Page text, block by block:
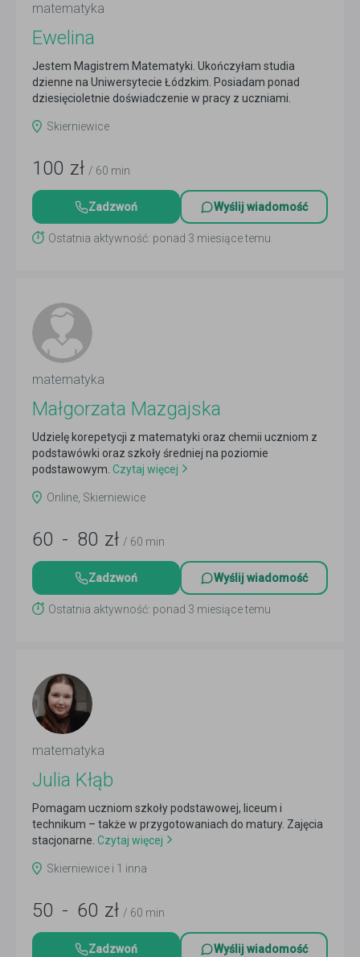
matematyka
Ewelina
Jestem Magistrem Matematyki. Ukończyłam studia
dzienne na Uniwersytecie Łódzkim. Posiadam ponad
dziesięcioletnie doświadczenie w pracy z uczniami.
Skierniewice
100 zł / 60 min
Zadzwoń Wyślij wiadomość
Ostatnia aktywność: ponad 3 miesiące temu
matematyka
Małgorzata Mazgajska
Udzielę korepetycji z matematyki oraz chemii uczniom z
podstawówki oraz szkoły średniej na poziomie
podstawowym. Czytaj więcej
Online, Skierniewice
60 - 80 zł / 60 min
Zadzwoń Wyślij wiadomość
Ostatnia aktywność: ponad 3 miesiące temu
matematyka
Julia Kłąb
Pomagam uczniom szkoły podstawowej, liceum i
technikum – także w przygotowaniach do matury. Zajęcia
stacjonarne. Czytaj więcej
Skierniewice i 1 inna
50 - 60 zł / 60 min
Zadzwoń Wyślij wiadomość